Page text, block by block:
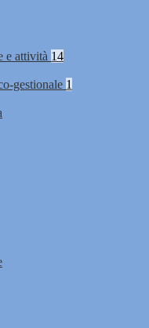
e attività 14
gestionale 1